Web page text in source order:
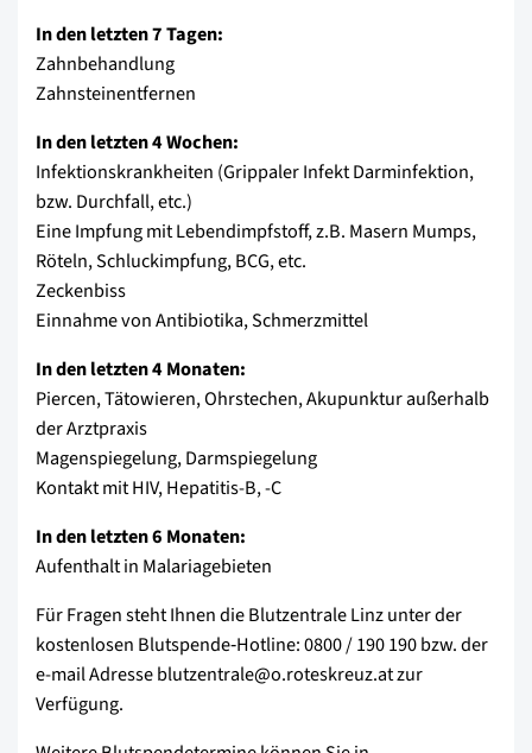
In den letzten 7 Tagen:
Zahnbehandlung
Zahnsteinentfernen
In den letzten 4 Wochen:
Infektionskrankheiten (Grippaler Infekt Darminfektion,
bzw. Durchfall, etc.)
Eine Impfung mit Lebendimpfstoff, z.B. Masern Mumps,
Röteln, Schluckimpfung, BCG, etc.
Zeckenbiss
Einnahme von Antibiotika, Schmerzmittel
In den letzten 4 Monaten:
Piercen, Tätowieren, Ohrstechen, Akupunktur außerhalb
der Arztpraxis
Magenspiegelung, Darmspiegelung
Kontakt mit HIV, Hepatitis-B, -C
In den letzten 6 Monaten:
Aufenthalt in Malariagebieten
Für Fragen steht Ihnen die Blutzentrale Linz unter der
kostenlosen Blutspende‑Hotline: 0800 / 190 190 bzw. der
e-mail Adresse blutzentrale@o.roteskreuz.at zur
Verfügung.